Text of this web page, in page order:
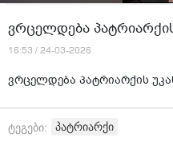
ვრცელდება
16:53 / 24-03-2026
ვრცელდება პატრიარქის
ტეგები: პატრიარქი